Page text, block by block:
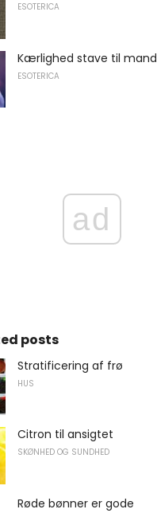
ESOTERICA
Kærlighed stave til mand
ESOTERICA
ad
posts
Stratificering af frø
HUS
Citron til ansigtet
SKØNHED OG SUNDHED
Røde bønner er gode